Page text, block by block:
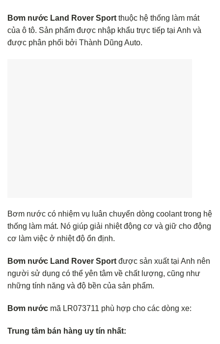
Bơm nước Land Rover Sport thuộc hệ thống làm mát
của ô tô. Sản phẩm được nhập khẩu trực tiếp tại Anh và
được phân phối bởi Thành Dũng Auto.
Bơm nước có nhiệm vụ luân chuyển dòng coolant trong hệ
thống làm mát. Nó giúp giải nhiệt động cơ và giữ cho động
cơ làm việc ở nhiệt độ ổn định.
Bơm nước Land Rover Sport được sản xuất tại Anh nên
người sử dụng có thể yên tâm về chất lượng, cũng như
những tính năng và độ bền của sản phẩm.
Bơm nước mã LR073711 phù hợp cho các dòng xe:
Trung tâm bán hàng uy tín nhất: